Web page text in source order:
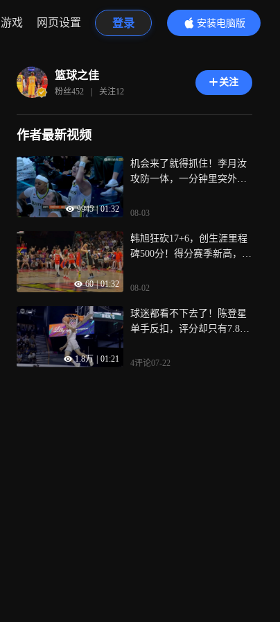
游戏 网页设置 登录
安装电脑版
内容更精彩
篮球之佳
粉丝452 | 关注12
关注
作者最新视频
9945 | 01:32
机会来了就得抓住！李月汝
攻防一体，一分钟里突外投
规，主教练为其打抱不平，
08-03
60 | 01:32
韩旭狂砍17+6，创生涯里程
碑500分！得分赛季新高，并
胜。
08-02
1.8万 01:21
球迷都看不下去了！陈登星
单手反扣，评分却只有7.8
4评论07-22